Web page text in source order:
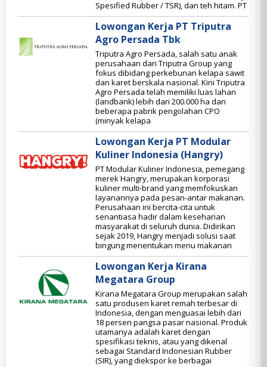
Spesified Rubber / TSR), dan teh hitam. PT
Lowongan Kerja PT Triputra
Agro Persada Tbk
Triputra Agro Persada, salah satu anak
perusahaan dari Triputra Group yang
fokus dibidang perkebunan kelapa sawit
dan karet berskala nasional. Kini Triputra
Agro Persada telah memiliki luas lahan
(landbank) lebih dari 200.000 ha dan
beberapa pabrik pengolahan CPO
(minyak kelapa
Lowongan Kerja PT Modular
Kuliner Indonesia (Hangry)
PT Modular Kuliner Indonesia, pemegang
merek Hangry, merupakan korporasi
kuliner multi-brand yang memfokuskan
layanannya pada pesan-antar makanan.
Perusahaan ini bercita-cita untuk
senantiasa hadir dalam keseharian
masyarakat di seluruh dunia. Didirikan
sejak 2019, Hangry menjadi solusi saat
bingung menentukan menu makanan
Lowongan Kerja Kirana
Megatara Group
Kirana Megatara Group merupakan salah
satu produsen karet remah terbesar di
Indonesia, dengan menguasai lebih dari
18 persen pangsa pasar nasional. Produk
utamanya adalah karet dengan
spesifikasi teknis, atau yang dikenal
sebagai Standard Indonesian Rubber
(SIR), yang diekspor ke berbagai